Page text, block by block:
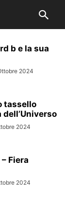
b e la sua
2024
tassello
2024
Fiera
2024